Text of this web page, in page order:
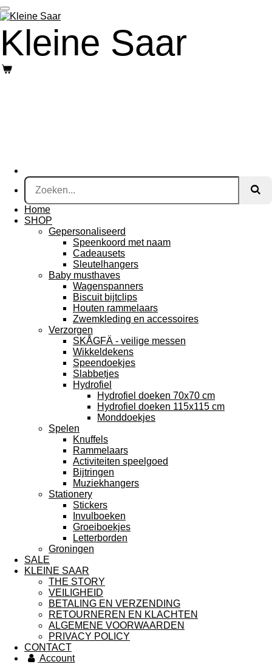
Ga
direct
naar
de
hoofdinhoud
Kleine Saar
Home
SHOP
Gepersonaliseerd
Speenkoord met naam
Cadeausets
Sleutelhangers
Baby musthaves
Wagenspanners
Biscuit bijtclips
Houten rammelaars
Zwemkleding en accessoires
Verzorgen
SKÅGFÄ - veilige messen
Wikkeldekens
Speendoekjes
Slabbetjes
Hydrofiel
Hydrofiel doeken 70x70 cm
Hydrofiel doeken 115x115 cm
Monddoekjes
Spelen
Knuffels
Rammelaars
Activiteiten speelgoed
Bijtringen
Muziekhangers
Stationery
Stickers
Invulboeken
Groeiboekjes
Letterborden
Groningen
SALE
KLEINE SAAR
THE STORY
VEILIGHEID
BETALING EN VERZENDING
RETOURNEREN EN KLACHTEN
ALGEMENE VOORWAARDEN
PRIVACY POLICY
CONTACT
Account